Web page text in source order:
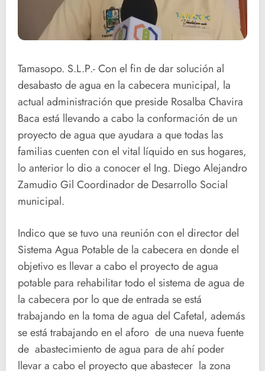
Tamasopo. S.L.P.- Con el fin de dar solución al
desabasto de agua en la cabecera municipal, la
actual administración que preside Rosalba Chavira
Baca está llevando a cabo la conformación de un
proyecto de agua que ayudara a que todas las
familias cuenten con el vital líquido en sus hogares,
lo anterior lo dio a conocer el Ing. Diego Alejandro
Zamudio Gil Coordinador de Desarrollo Social
municipal.
Indico que se tuvo una reunión con el director del
Sistema Agua Potable de la cabecera en donde el
objetivo es llevar a cabo el proyecto de agua
potable para rehabilitar todo el sistema de agua de
la cabecera por lo que de entrada se está
trabajando en la toma de agua del Cafetal, además
se está trabajando en el aforo de una nueva fuente
de abastecimiento de agua para de ahí poder
llevar a cabo el proyecto que abastecer la zona